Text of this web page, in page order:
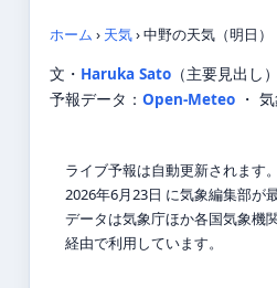
ホーム › 天気›中野の天気（明日）
文・ Haruka Sato （主要見出し）
予報データ： Open-Meteo ・
ライブ予報は自動更新されます
2026年6月23日 に気象編集部が
データは気象庁ほか各国気象機
経由で利用しています。